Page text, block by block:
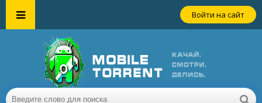
Войти на сайт